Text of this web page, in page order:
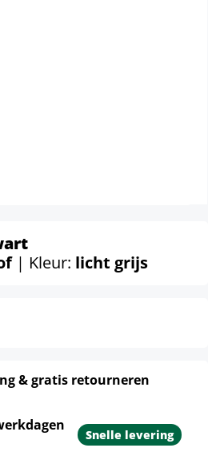
| Kleur: licht grijs
& gratis retourneren
Snelle levering